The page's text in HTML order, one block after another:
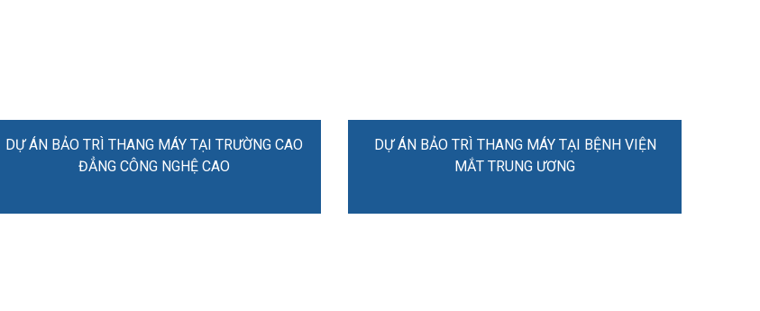
DỰ ÁN BẢO TRÌ THANG MÁY TẠI TRƯỜNG CAO
ĐẲNG CÔNG NGHỆ CAO
DỰ ÁN BẢO TRÌ THANG MÁY TẠI BỆNH VIỆN
MẮT TRUNG ƯƠNG